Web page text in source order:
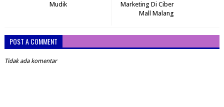
Marketing Di Ciber
Mall Malang
Mudik
POST A COMMENT
Tidak ada komentar